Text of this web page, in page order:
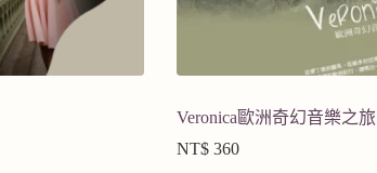
Veronica歐洲奇幻音樂之旅
NT$ 360